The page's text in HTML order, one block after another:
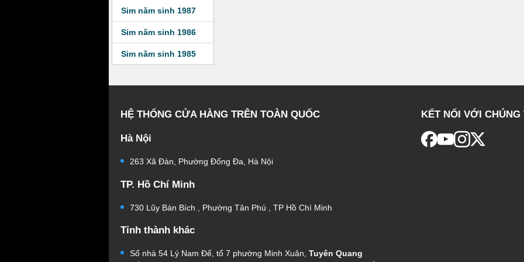
Sim năm sinh 1987
Sim năm sinh 1986
Sim năm sinh 1985
HỆ THỐNG CỬA HÀNG TRÊN TOÀN QUỐC
Hà Nội
263 Xã Đàn, Phường Đống Đa, Hà Nội
TP. Hồ Chí Minh
730 Lũy Bán Bích , Phường Tân Phú , TP Hồ Chí Minh
Tỉnh thành khác
Số nhà 54 Lý Nam Đế, tổ 7 phường Minh Xuân, Tuyên Quang
KẾT NỐI VỚI CHÚNG